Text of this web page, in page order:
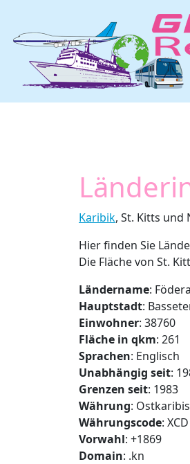
Karibik, St. Kitts und
Hier finden Sie
Die Fläche von St.
Ländername:
Hauptstadt:
Einwohner: 38760
Fläche in qkm: 261
Sprachen: Englisch
Unabhängig seit:
Grenzen seit: 1983
Währung:
Währungscode: XCD
Vorwahl: +1869
Domain: .kn